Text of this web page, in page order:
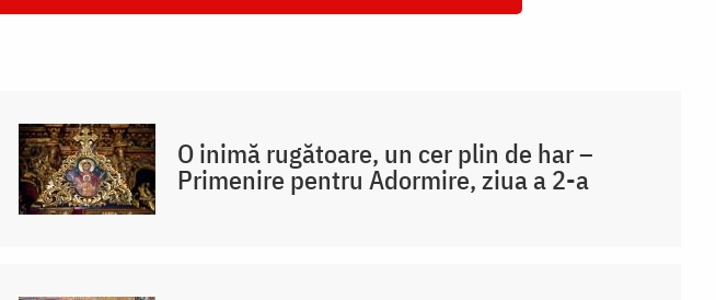
O inimă rugătoare, un cer plin de har –
Primenire pentru Adormire, ziua a 2-a